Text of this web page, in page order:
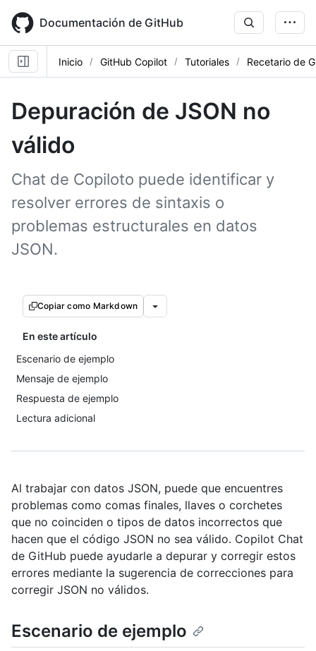
main
content
Documentación de GitHub
Inicio GitHub Copilot Tutoriales Recetario de
Depuración de JSON no
válido
Chat de Copiloto puede identificar y
resolver errores de sintaxis o
problemas estructurales en datos
JSON.
Copiar como Markdown
En este artículo
Escenario de ejemplo
Mensaje de ejemplo
Respuesta de ejemplo
Lectura adicional
Al trabajar con datos JSON, puede que encuentres
problemas como comas finales, llaves o corchetes
que no coinciden o tipos de datos incorrectos que
hacen que el código JSON no sea válido. Copilot Chat
de GitHub puede ayudarle a depurar y corregir estos
errores mediante la sugerencia de correcciones para
corregir JSON no válidos.
Escenario de ejemplo